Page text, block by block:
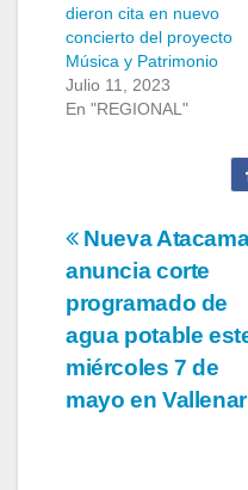
dieron cita en nuevo
concierto del proyecto
Música y Patrimonio
Julio 11, 2023
En "REGIONAL"
de
entradas
Nueva
anuncia corte
programado de
agua potable
miércoles 7 de
mayo en Vallenar